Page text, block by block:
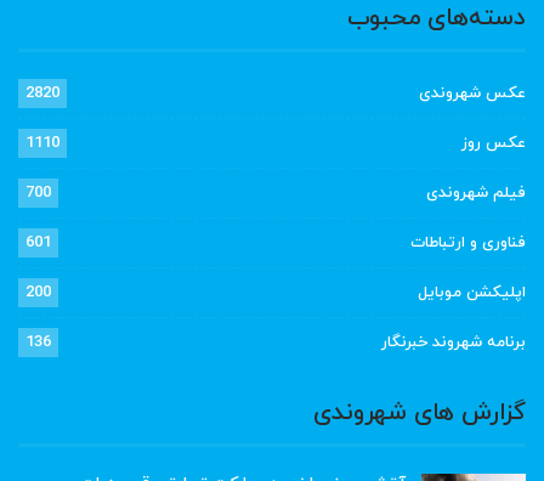
دسته‌های محبوب
عکس شهروندی 2820
عکس روز 1110
فیلم شهروندی 700
فناوری و ارتباطات 601
اپلیکشن موبایل 200
برنامه شهروند خبرنگار 136
گزارش های شهروندی